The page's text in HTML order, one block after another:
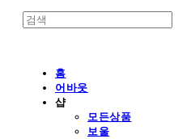
홈
어바웃
샵
모든상품
보울